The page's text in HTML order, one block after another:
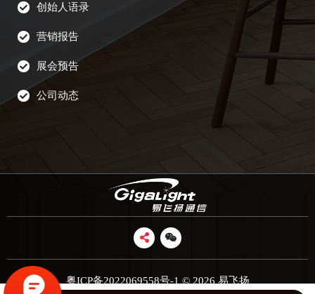
创始人语录
营销报告
展会预告
公司动态
粤ICP备2022069558号-1 © 2026 易飞扬